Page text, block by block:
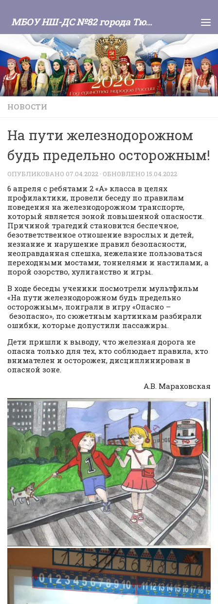
МБОУ НШ-ДС №82 города Тюмени
НОВОСТИ
На пути железнодорожном
будь предельно осторожным!
ОПУБЛИКОВАНО 07.04.2022 · ОБНОВЛЕНО 15.04.2022
6 апреля с ребятами 2 «А» класса в целях
профилактики, провели беседу по правилам
поведения на железнодорожном транспорте,
который является зоной повышенной опасности.
Причиной трагедий становится беспечное,
безответственное отношение взрослых и детей,
незнание и нарушение правил безопасности,
неоправданная спешка, нежелание пользоваться
переходными мостами, тоннелями и настилами, а
порой озорство, хулиганство и игры.
В ходе беседы ученики посмотрели мультфильм
«На пути железнодорожном будь предельно
осторожным», поиграли в игру «Опасно –
безопасно», по сюжетным картинкам разбирали
ошибки, которые допустили пассажиры.
Дети пришли к выводу, что железная дорога не
опасна только для тех, кто соблюдает правила, кто
внимателен и осторожен, дисциплинирован в
опасной зоне.
А.В. Мараховская